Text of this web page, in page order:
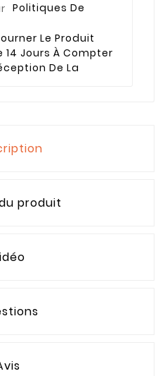
Politiques De
Le Produit
14 Jours À Compter
De La
produit